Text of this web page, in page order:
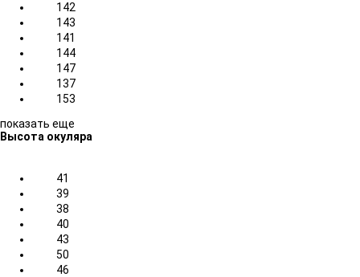
142
143
141
144
147
137
153
показать еще
Высота окуляра
41
39
38
40
43
50
46